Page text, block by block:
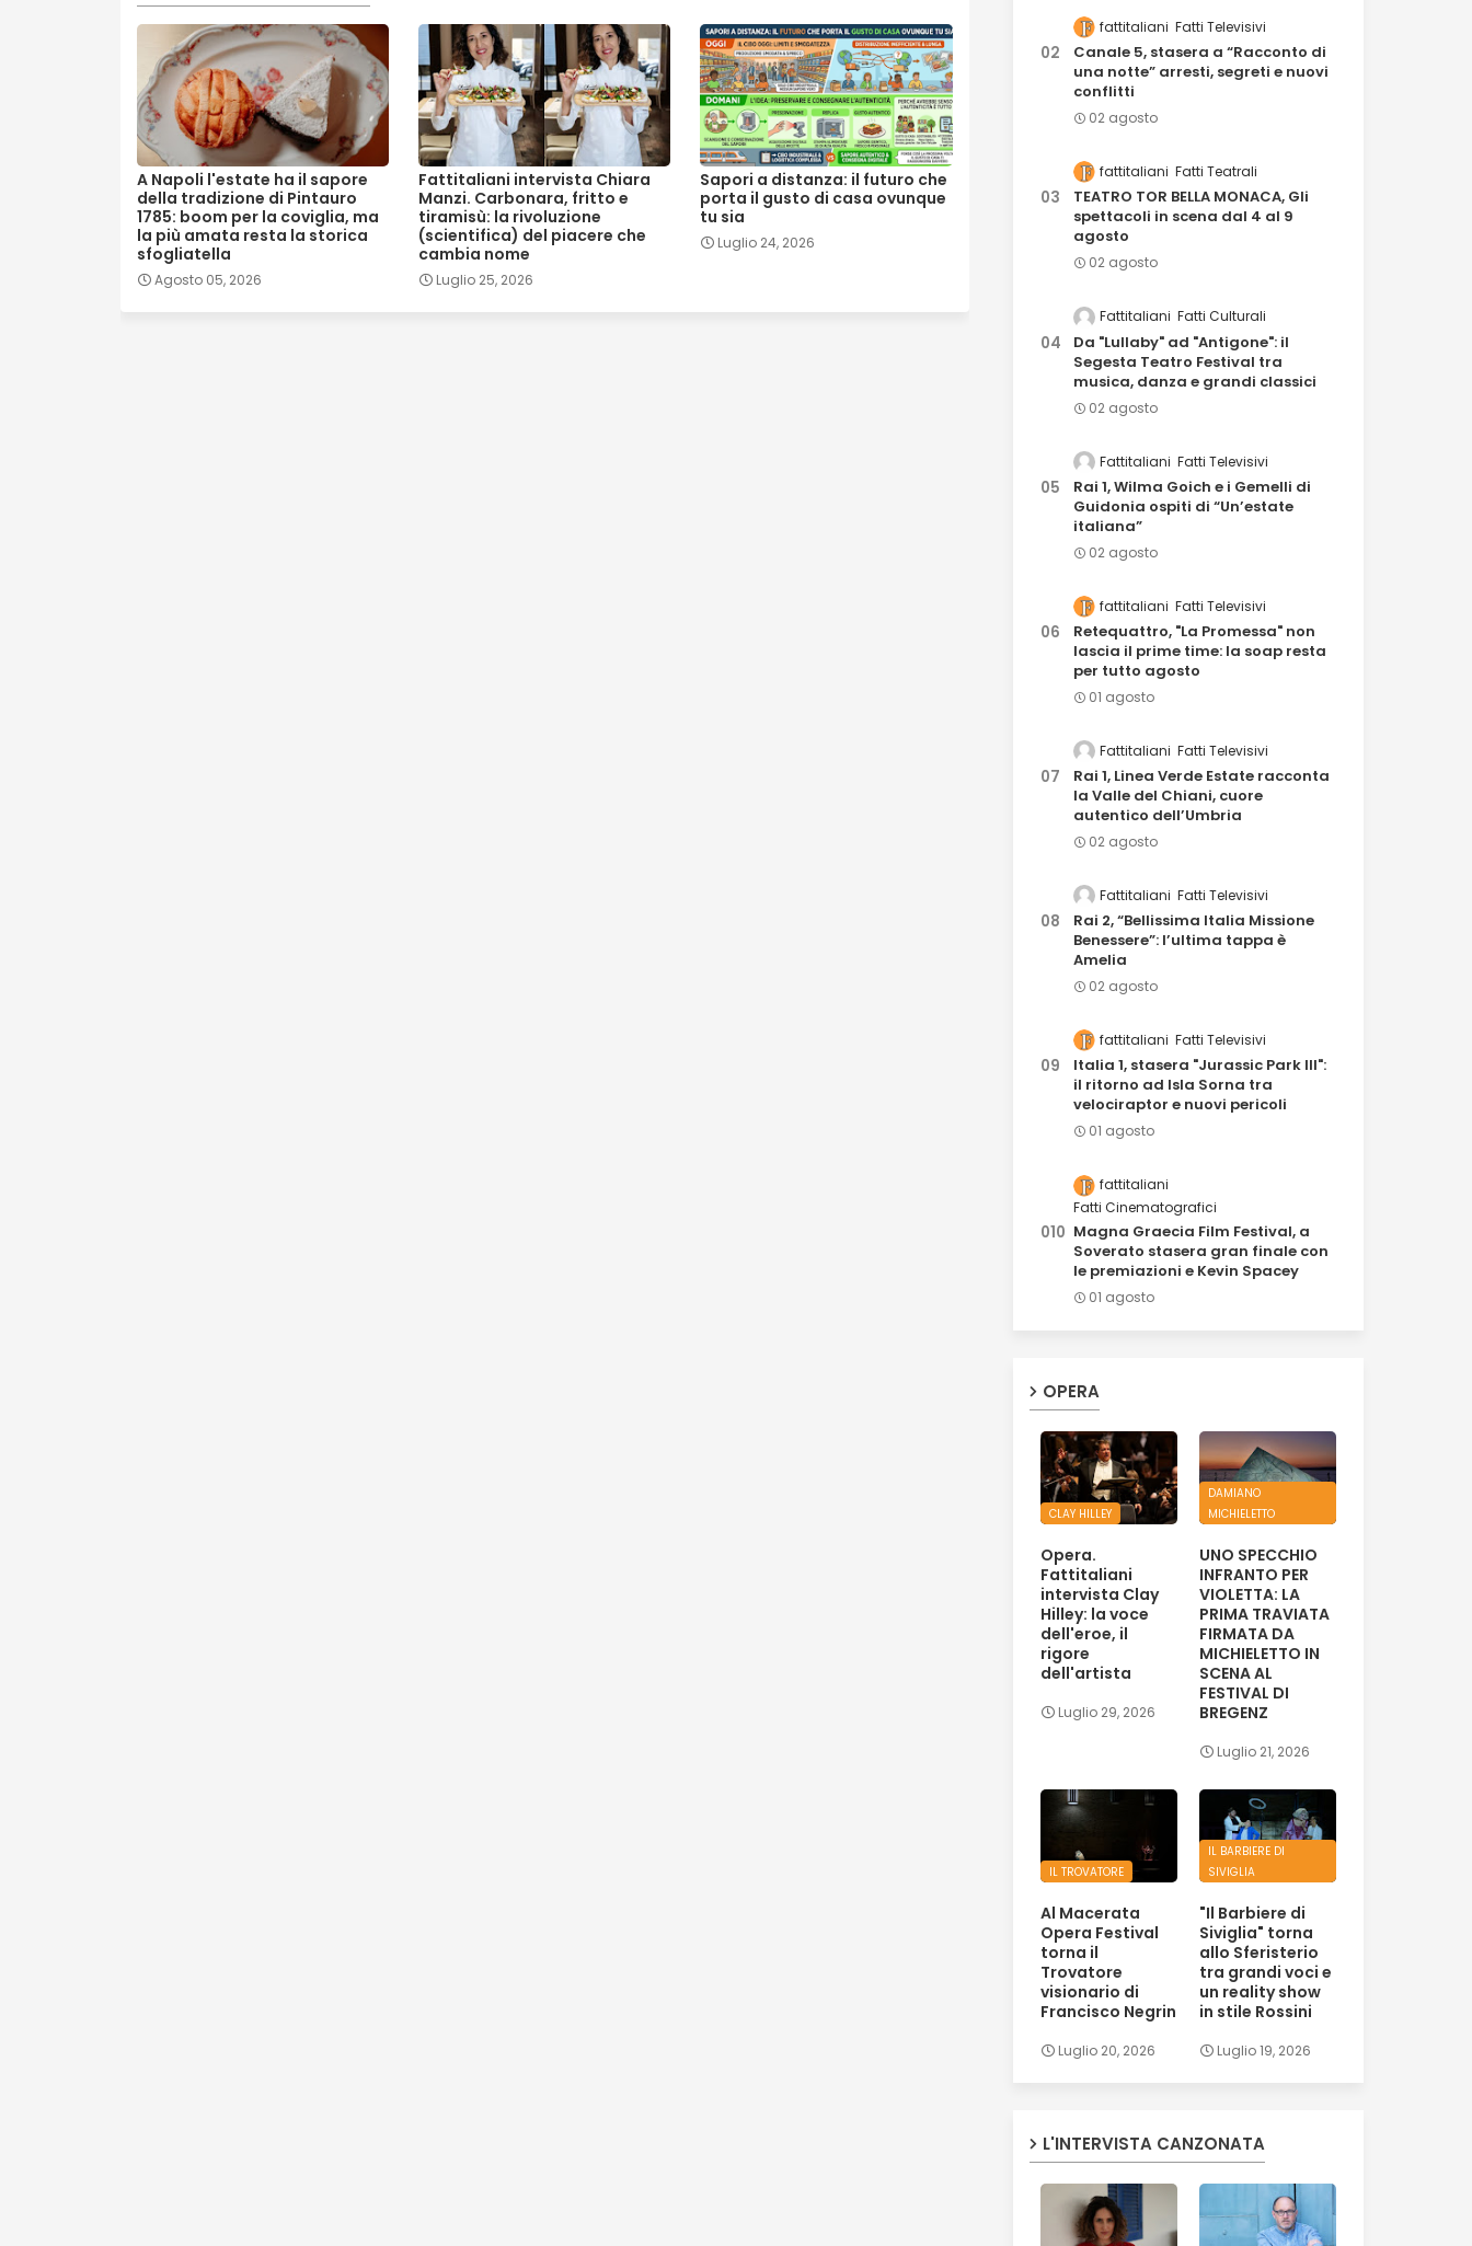
A Napoli l'estate ha il sapore
della tradizione di Pintauro
1785: boom per la coviglia, ma
la più amata resta la storica
sfogliatella
Agosto 05, 2026
Fattitaliani intervista Chiara
Manzi. Carbonara, fritto e
tiramisù: la rivoluzione
(scientifica) del piacere che
cambia nome
Luglio 25, 2026
Sapori a distanza: il futuro che
porta il gusto di casa ovunque
tu sia
Luglio 24, 2026
fattitaliani Fatti Televisivi
Canale 5, stasera a “Racconto di
una notte” arresti, segreti e nuovi
conflitti
02 agosto
fattitaliani Fatti Teatrali
TEATRO TOR BELLA MONACA, Gli
spettacoli in scena dal 4 al 9
agosto
02 agosto
Fattitaliani Fatti Culturali
Da "Lullaby" ad "Antigone": il
Segesta Teatro Festival tra
musica, danza e grandi classici
02 agosto
Fattitaliani Fatti Televisivi
Rai 1, Wilma Goich e i Gemelli di
Guidonia ospiti di “Un’estate
italiana”
02 agosto
fattitaliani Fatti Televisivi
Retequattro, "La Promessa" non
lascia il prime time: la soap resta
per tutto agosto
01 agosto
Fattitaliani Fatti Televisivi
Rai 1, Linea Verde Estate racconta
la Valle del Chiani, cuore
autentico dell’Umbria
02 agosto
Fattitaliani Fatti Televisivi
Rai 2, “Bellissima Italia Missione
Benessere”: l’ultima tappa è
Amelia
02 agosto
fattitaliani Fatti Televisivi
Italia 1, stasera "Jurassic Park III":
il ritorno ad Isla Sorna tra
velociraptor e nuovi pericoli
01 agosto
fattitaliani
Fatti Cinematografici
Magna Graecia Film Festival, a
Soverato stasera gran finale con
le premiazioni e Kevin Spacey
01 agosto
OPERA
CLAY HILLEY
Opera.
Fattitaliani
intervista Clay
Hilley: la voce
dell'eroe, il
rigore
dell'artista
Luglio 29, 2026
DAMIANO
MICHIELETTO
UNO SPECCHIO
INFRANTO PER
VIOLETTA: LA
PRIMA TRAVIATA
FIRMATA DA
MICHIELETTO IN
SCENA AL
FESTIVAL DI
BREGENZ
Luglio 21, 2026
IL TROVATORE
Al Macerata
Opera Festival
torna il
Trovatore
visionario di
Francisco Negrin
Luglio 20, 2026
IL BARBIERE DI
SIVIGLIA
"Il Barbiere di
Siviglia" torna
allo Sferisterio
tra grandi voci e
un reality show
in stile Rossini
Luglio 19, 2026
L'INTERVISTA CANZONATA